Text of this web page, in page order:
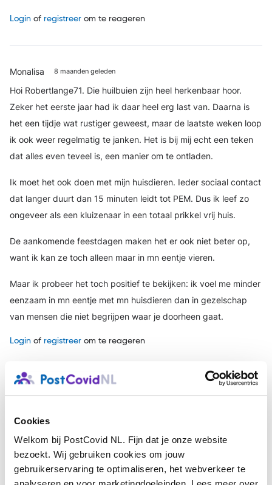
Cookies
Welkom bij PostCovid NL. Fijn dat je onze website
bezoekt. Wij gebruiken cookies om jouw
gebruikerservaring te optimaliseren, het webverkeer te
Login of registreer om te reageren
Monalisa 8 maanden geleden
Hoi Robertlange71. Die huilbuien zijn heel herkenbaar hoor.
Zeker het eerste jaar had ik daar heel erg last van. Daarna is
het een tijdje wat rustiger geweest, maar de laatste weken loop
ik ook weer regelmatig te janken. Het is bij mij echt een teken
dat alles even teveel is, een manier om te ontladen.
Ik moet het ook doen met mijn huisdieren. Ieder sociaal contact
dat langer duurt dan 15 minuten leidt tot PEM. Dus ik leef zo
ongeveer als een kluizenaar in een totaal prikkel vrij huis.
De aankomende feestdagen maken het er ook niet beter op,
want ik kan ze toch alleen maar in mn eentje vieren.
Maar ik probeer het toch positief te bekijken: ik voel me minder
eenzaam in mn eentje met mn huisdieren dan in gezelschap
van mensen die niet begrijpen waar je doorheen gaat.
Login of registreer om te reageren
Anoniem (niet gecontroleerd) 8 maanden geleden
Het lijkt bij mij puur ontlading. Ik heb namelijk niet het idee dat
er iets van emoties aan vastzitten. Wel kan het zien van
emoties bij anderen het triggeren. Ik heb deze specifieke